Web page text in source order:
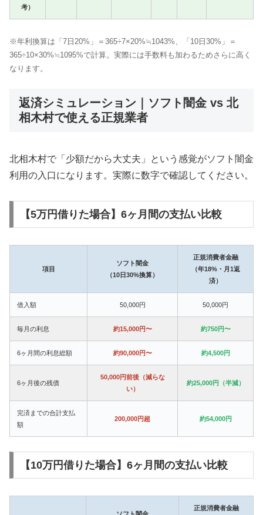
考）
※年利換算は「7日20%」＝365÷7×20%≒1043%、「10日30%」＝
365÷10×30%≒1095%で計算。実際には手数料も加わるためさらに高く
なります。
返済シミュレーション｜ソフト闇金 vs 北
相木村で使える正規業者
北相木村で「少額だから大丈夫」という感覚がソフト闇金
利用の入口になります。実際に数字で確認してください。
【5万円借りた場合】6ヶ月間の支払い比較
項目
ソフト闇金
（10日30%換算）
正規消費者金融
（年18%・月1返
済）
借入額 50,000円 50,000円
毎月の利息 約15,000円〜 約750円〜
6ヶ月間の利息総額 約90,000円〜 約4,500円
6ヶ月後の残債
50,000円前後（減らな
い）
約25,000円（半減）
完済までの合計支払
額
200,000円超 約54,000円
【10万円借りた場合】6ヶ月間の支払い比較
正規消費者金融